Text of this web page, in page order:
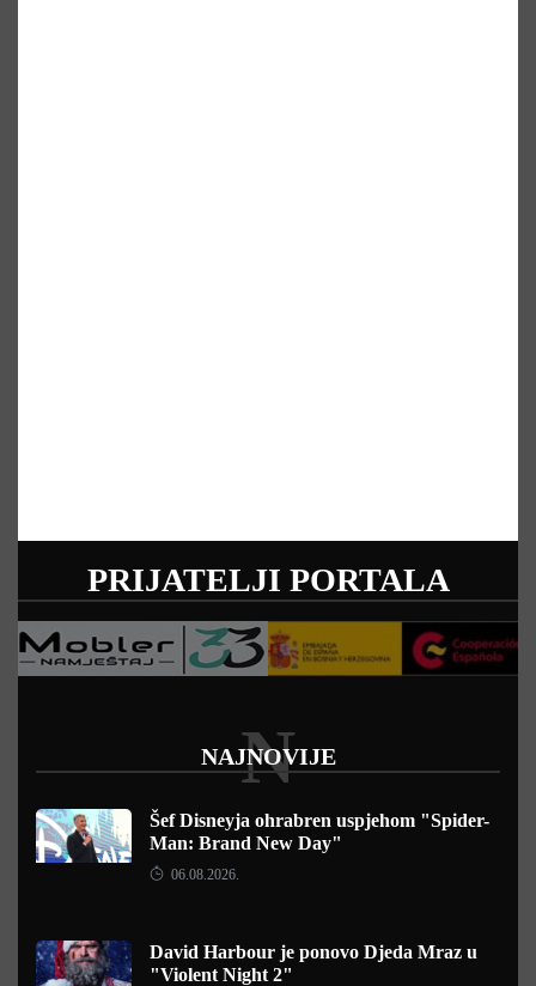
PRIJATELJI PORTALA
NAJNOVIJE
N
Šef Disneyja ohrabren uspjehom "Spider-
Man: Brand New Day"
06.08.2026.
David Harbour je ponovo Djeda Mraz u
"Violent Night 2"